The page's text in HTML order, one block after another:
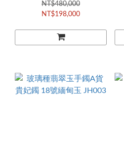
JH160
NT$480,000
NT$198,000